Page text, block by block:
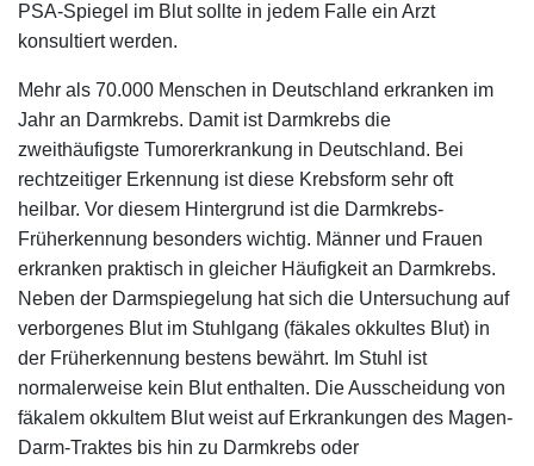
PSA-Spiegel im Blut sollte in jedem Falle ein Arzt
konsultiert werden.
Mehr als 70.000 Menschen in Deutschland erkranken im
Jahr an Darmkrebs. Damit ist Darmkrebs die
zweithäufigste Tumorerkrankung in Deutschland. Bei
rechtzeitiger Erkennung ist diese Krebsform sehr oft
heilbar. Vor diesem Hintergrund ist die Darmkrebs-
Früherkennung besonders wichtig. Männer und Frauen
erkranken praktisch in gleicher Häufigkeit an Darmkrebs.
Neben der Darmspiegelung hat sich die Untersuchung auf
verborgenes Blut im Stuhlgang (fäkales okkultes Blut) in
der Früherkennung bestens bewährt. Im Stuhl ist
normalerweise kein Blut enthalten. Die Ausscheidung von
fäkalem okkultem Blut weist auf Erkrankungen des Magen-
Darm-Traktes bis hin zu Darmkrebs oder